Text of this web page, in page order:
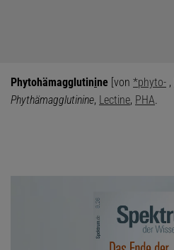
Phytohämagglutinine [von *phyto- ,
Phythämagglutinine, Lectine, PHA.